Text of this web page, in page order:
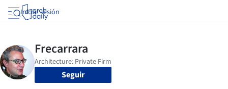
Iniciar sesión
Seguir